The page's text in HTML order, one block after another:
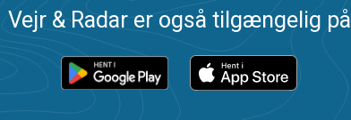
Vejr & Radar er også tilgængelig på